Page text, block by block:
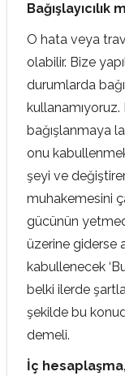
Bağışlayıcılık
O hata veya
olabilir. Bize
durumlarda
kullanamıyoruz.
bağışlanmaya
onu
şeyi ve
muhakemesini
gücünün
üzerine giderse
kabullenecek
belki ilerde
şekilde bu
demeli.
İç